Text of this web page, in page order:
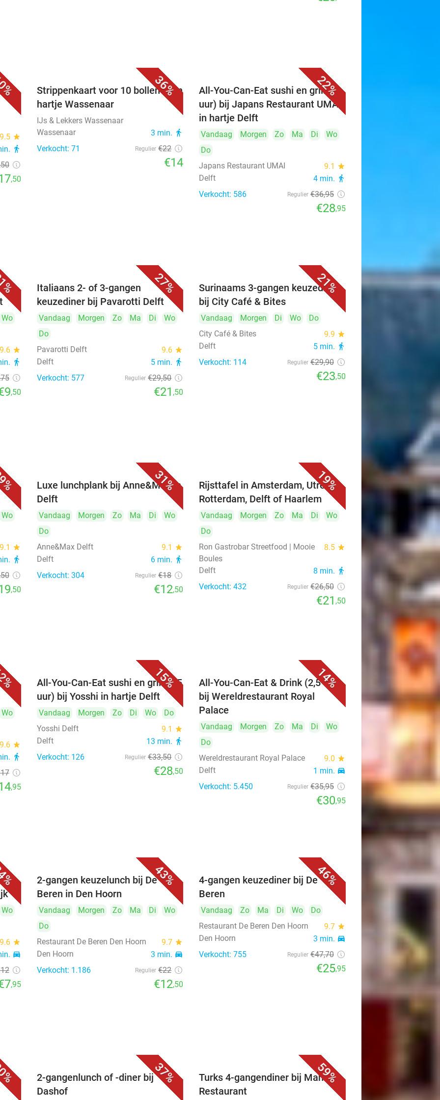
star
directions_walk
,50
36%
Strippenkaart voor 10 bollen ijs in
hartje Wassenaar
IJs & Lekkers Wassenaar
Wassenaar
3 min. directions_walk
Verkocht: 71 Regulier €22
€14
22%
All-You-Can-Eat sushi en grill (3
uur) bij Japans Restaurant UMAI
in hartje Delft
Vandaag Morgen Zo Ma Di
Wo
Do
Japans Restaurant UMAI
9.1 star
Delft 4 min. directions_walk
Verkocht: 586 Regulier €36,95
€28,95
Wo
star
directions_walk
,50
27%
Italiaans 2- of 3-gangen
keuzediner bij Pavarotti Delft
Vandaag Morgen Zo Ma Di
Wo
Do
Pavarotti Delft
9.6 star
Delft 5 min. directions_walk
Verkocht: 577 Regulier €29,50
€21,50
21%
Surinaams 3-gangen keuzediner
bij City Café & Bites
Vandaag Morgen Di Wo
Do
City Café & Bites
9.9 star
Delft 5 min. directions_walk
Verkocht: 114 Regulier €29,90
€23,50
Wo
star
directions_walk
,50
31%
Luxe lunchplank bij Anne&Max in
Delft
Vandaag Morgen Zo Ma Di
Wo
Do
Anne&Max Delft
9.1 star
Delft 6 min. directions_walk
Verkocht: 304 Regulier €18
€12,50
19%
Rijsttafel in Amsterdam, Utrecht,
Rotterdam, Delft of Haarlem
Vandaag Morgen Zo Ma Di
Wo
Do
Ron Gastrobar Streetfood | Mooie
Boules
8.5 star
Delft 8 min. directions_walk
Verkocht: 432 Regulier €26,50
€21 ,50
Wo
star
directions_walk
,95
15%
All-You-Can-Eat sushi en grill (2,5
uur) bij Yosshi in hartje Delft
Vandaag Morgen Zo Di Wo
Do
Yosshi Delft
9.1 star
Delft 13 min. directions_walk
Verkocht: 126 Regulier €33,50
€28,50
14%
All-You-Can-Eat & Drink (2,5 uur)
bij Wereldrestaurant Royal
Palace
Vandaag Morgen Zo Ma Di
Wo
Do
Wereldrestaurant Royal Palace
9.0 star
Delft 1 min. directions_car
Verkocht: 5.450 Regulier €35,95
€30,95
Wo
star
directions_car
,95
43%
2-gangen keuzelunch bij De
Beren in Den Hoorn
Vandaag Morgen Zo Ma Di
Wo
Do
Restaurant De Beren Den Hoorn
9.7 star
Den Hoorn 3 min. directions_car
Verkocht: 1.186 Regulier €22
€12,50
46%
4-gangen keuzediner bij De
Beren
Vandaag Zo Ma Di Wo
Do
Restaurant De Beren Den Hoorn
9.7 star
Den Hoorn 3 min. directions_car
Verkocht: 755 Regulier €47,70
€25,95
37%
2-gangenlunch of -diner bij
Dashof
59%
Turks 4-gangendiner bij Mahzen
Restaurant